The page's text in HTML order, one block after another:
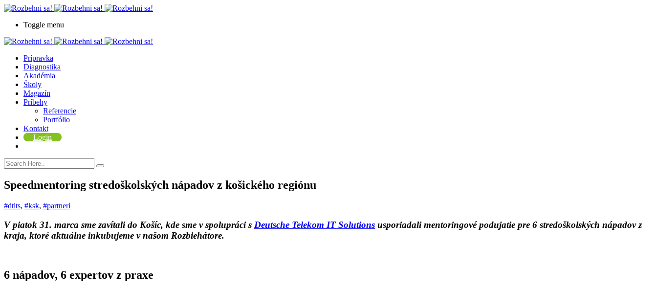
Toggle menu
Prípravka
Diagnostika
Akadémia
Školy
Magazín
Príbehy
Referencie
Portfólio
Kontakt
Login
Speedmentoring stredoškolských nápadov z košického regiónu
#dtits, #ksk, #partneri
V piatok 31. marca sme zavítali do Košíc, kde sme v spolupráci s Deutsche Telekom IT Solutions usporiadali mentoringové podujatie pre 6 stredoškolských nápadov z
kraja, ktoré aktuálne inkubujeme v našom Rozbiehátore.
6 nápadov, 6 expertov z praxe